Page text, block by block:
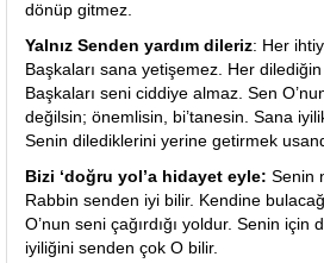
dönüp gitmez.
Yalnız Senden yardım dileriz: Her
Başkaları sana yetişemez. Her dilediğin
Başkaları seni ciddiye almaz. Sen
değilsin; önemlisin, bi’tanesin. Sana
Senin dilediklerini yerine getirmek
Bizi ‘doğru yol’a hidayet eyle: Senin
Rabbin senden iyi bilir. Kendine
O’nun seni çağırdığı yoldur. Senin için
iyiliğini senden çok O bilir.